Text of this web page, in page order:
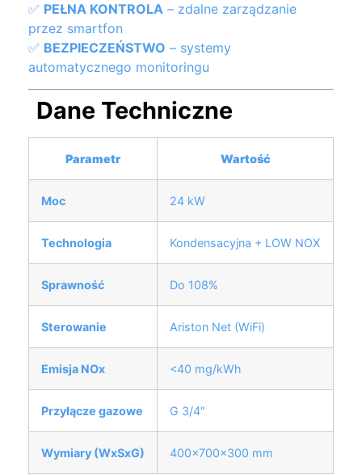
✅ PEŁNA KONTROLA – zdalne zarządzanie
przez smartfon
✅ BEZPIECZEŃSTWO – systemy
automatycznego monitoringu
Dane Techniczne
Parametr Wartość
Moc 24 kW
Technologia Kondensacyjna + LOW NOX
Sprawność Do 108%
Sterowanie Ariston Net (WiFi)
Emisja NOx <40 mg/kWh
Przyłącze gazowe G 3/4″
Wymiary (WxSxG) 400×700×300 mm